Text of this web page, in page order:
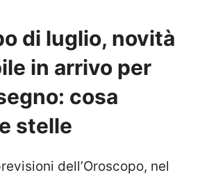
di luglio, novità
in arrivo per
cosa
stelle
dell’Oroscopo, nel